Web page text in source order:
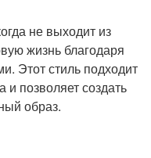
не выходит из
жизнь благодаря
Этот стиль подходит
позволяет создать
образ.